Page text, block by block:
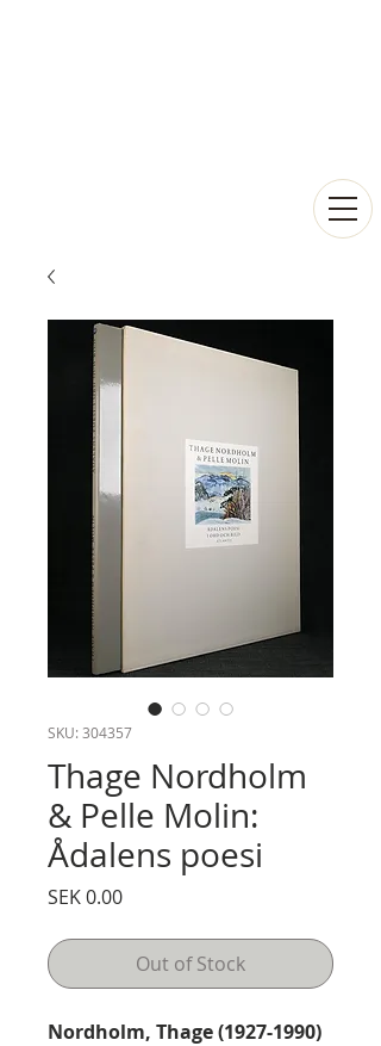
SKU: 304357
Thage Nordholm
& Pelle Molin:
Ådalens poesi
SEK 0.00Price
Out of Stock
Nordholm, Thage (1927-1990)